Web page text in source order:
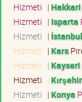
Hizmeti | Hakkari
Hizmeti | Isparta
Hizmeti | İstanbul
Hizmeti | Kars
Hizmeti | Kayseri
Hizmeti | Kırşehir
Hizmeti | Konya